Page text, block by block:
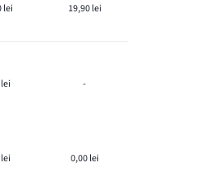
lei 19,90 lei
-
0,00 lei